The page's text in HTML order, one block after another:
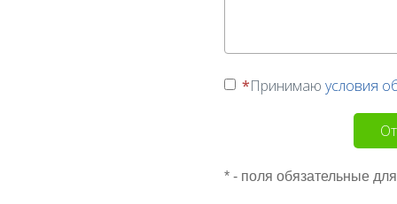
Принимаю условия
* - поля обязательные